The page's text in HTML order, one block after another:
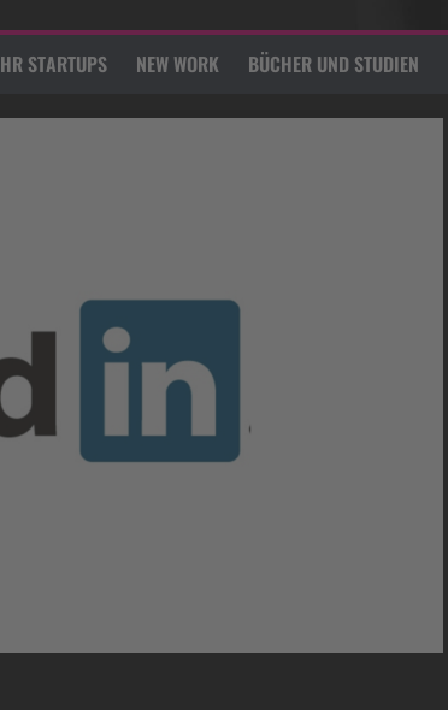
HR STARTUPS NEW WORK BÜCHER UND STUDIEN